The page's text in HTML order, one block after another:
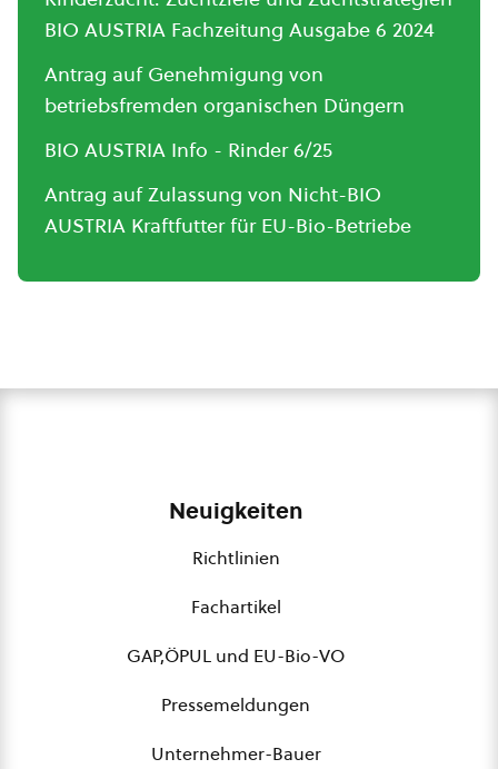
BIO AUSTRIA Fachzeitung Ausgabe 6 2024
Antrag auf Genehmigung von
betriebsfremden organischen Düngern
BIO AUSTRIA Info - Rinder 6/25
Antrag auf Zulassung von Nicht-BIO
AUSTRIA Kraftfutter für EU-Bio-Betriebe
Neuigkeiten
Richtlinien
Fachartikel
GAP,ÖPUL und EU-Bio-VO
Pressemeldungen
Unternehmer-Bauer